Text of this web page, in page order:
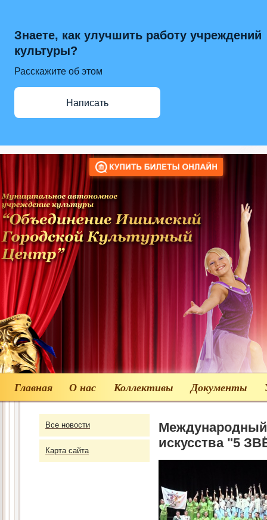
Знаете, как улучшить работу учреждений
культуры?
Расскажите об этом
Написать
Главная О нас Коллективы Документы
Все новости
Карта сайта
Международный
искусства "5